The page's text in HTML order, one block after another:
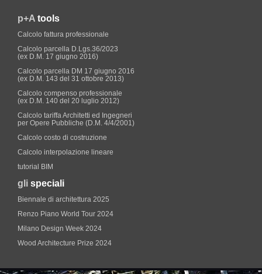
p+A tools
Calcolo fattura professionale
Calcolo parcella D.Lgs.36/2023
(ex D.M. 17 giugno 2016)
Calcolo parcella DM 17 giugno 2016
(ex D.M. 143 del 31 ottobre 2013)
Calcolo compenso professionale
(ex D.M. 140 del 20 luglio 2012)
Calcolo tariffa Architetti ed Ingegneri
per Opere Pubbliche (D.M. 4/4/2001)
Calcolo costo di costruzione
Calcolo interpolazione lineare
tutorial BIM
gli speciali
Biennale di architettura 2025
Renzo Piano World Tour 2024
Milano Design Week 2024
Wood Architecture Prize 2024